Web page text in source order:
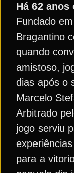
Há 62
Fundado
Bragantino
quando
amistoso,
dias após o
Marcelo
Arbitrado
jogo serviu
para a